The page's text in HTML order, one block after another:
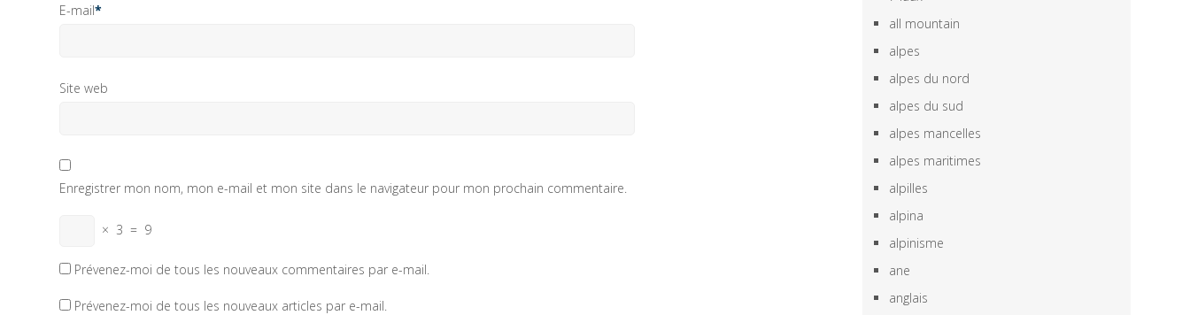
E-mail*
Site web
Enregistrer mon nom, mon e-mail et mon site dans le navigateur pour mon prochain commentaire.
× 3 = 9
Prévenez-moi de tous les nouveaux commentaires par e-mail.
Prévenez-moi de tous les nouveaux articles par e-mail.
all mountain
alpes
alpes du nord
alpes du sud
alpes mancelles
alpes maritimes
alpilles
alpina
alpinisme
ane
anglais